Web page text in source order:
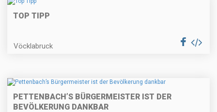
TOP TIPP
Vöcklabruck
PETTENBACH’S BÜRGERMEISTER IST DER
BEVÖLKERUNG DANKBAR